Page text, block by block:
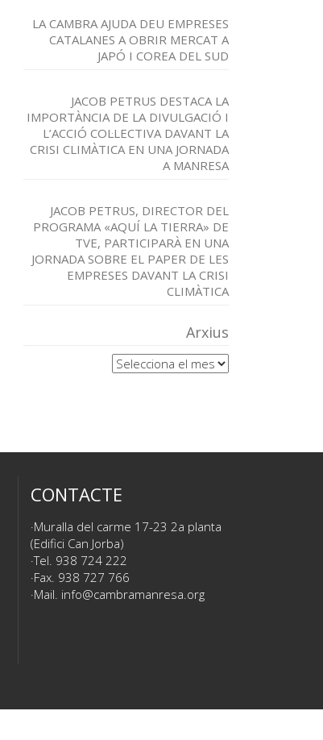
LA CAMBRA AJUDA DEU EMPRESES
CATALANES A OBRIR MERCAT A
JAPÓ I COREA DEL SUD
JACOB PETRUS DESTACA LA
IMPORTÀNCIA DE LA DIVULGACIÓ I
L’ACCIÓ COL·LECTIVA DAVANT LA
CRISI CLIMÀTICA EN UNA JORNADA
A MANRESA
JACOB PETRUS, DIRECTOR DEL
PROGRAMA «AQUÍ LA TIERRA» DE
TVE, PARTICIPARÀ EN UNA
JORNADA SOBRE EL PAPER DE LES
EMPRESES DAVANT LA CRISI
CLIMÀTICA
Arxius
Arxius
CONTACTE
Muralla del carme 17-23 2a planta
(Edifici Can Jorba)
Tel. 938 724 222
Fax. 938 727 766
Mail. info@cambramanresa.org